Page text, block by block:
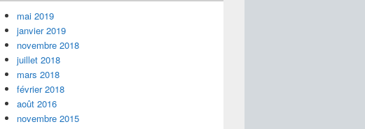
mai 2019
janvier 2019
novembre 2018
juillet 2018
mars 2018
février 2018
août 2016
novembre 2015